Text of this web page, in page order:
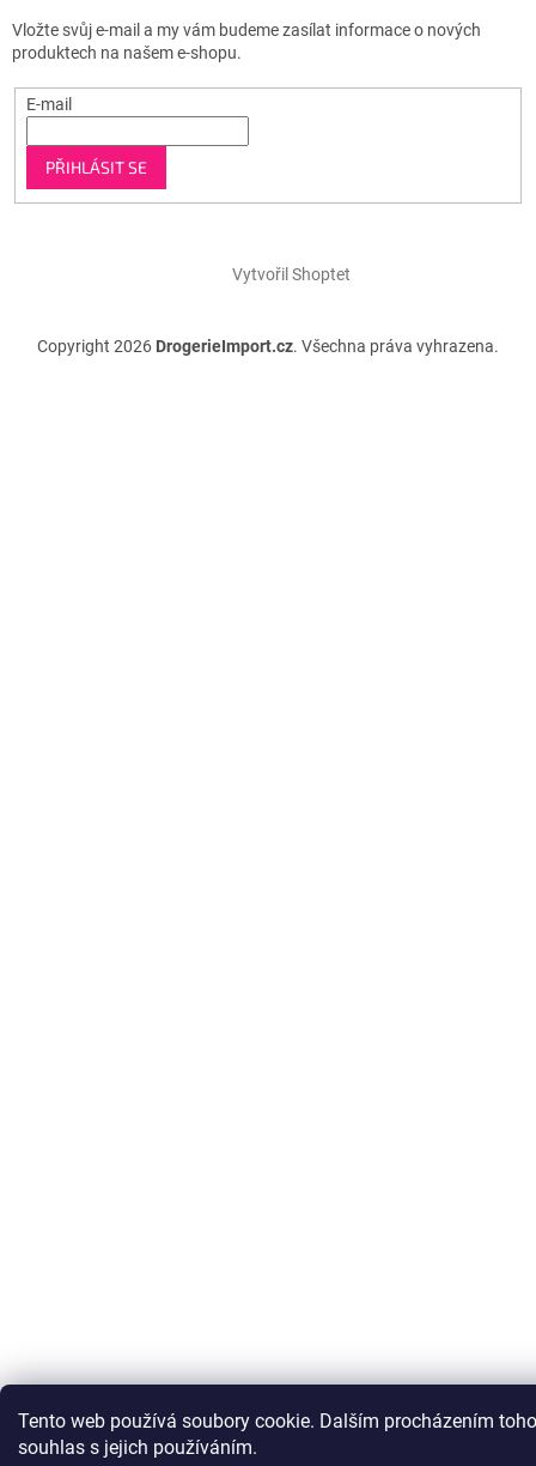
Tento web používá soubory cookie. Dalším procházením
souhlas s jejich používáním.
Vložte svůj e-mail a my vám budeme zasílat informace o nových
produktech na našem e-shopu.
E-mail
PŘIHLÁSIT SE
Vytvořil Shoptet
Copyright 2026 DrogerieImport.cz. Všechna práva vyhrazena.